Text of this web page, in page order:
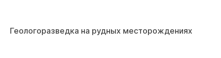
Геологоразведка на рудных месторождениях